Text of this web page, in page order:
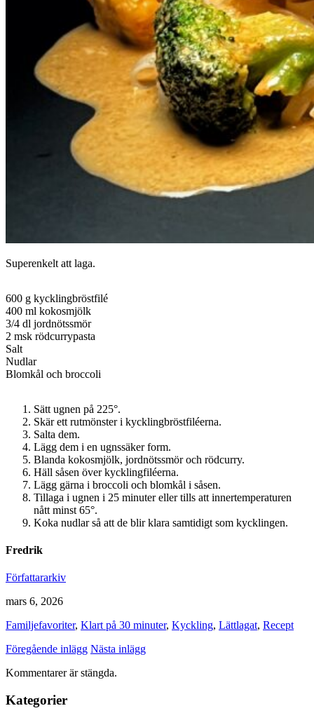
Superenkelt att laga.
600 g kycklingbröstfilé
400 ml kokosmjölk
3/4 dl jordnötssmör
2 msk rödcurrypasta
Salt
Nudlar
Blomkål och broccoli
Sätt ugnen på 225°.
Skär ett rutmönster i kycklingbröstfiléerna.
Salta dem.
Lägg dem i en ugnssäker form.
Blanda kokosmjölk, jordnötssmör och rödcurry.
Häll såsen över kycklingfiléerna.
Lägg gärna i broccoli och blomkål i såsen.
Tillaga i ugnen i 25 minuter eller tills att innertemperaturen
nått minst 65°.
Koka nudlar så att de blir klara samtidigt som kycklingen.
Fredrik
Författararkiv
mars 6, 2026
Familjefavoriter, Klart på 30 minuter, Kyckling, Lättlagat, Recept
Föregående inlägg Nästa inlägg
Kommentarer är stängda.
Kategorier